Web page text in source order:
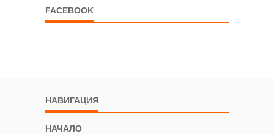
FACEBOOK
НАВИГАЦИЯ
НАЧАЛО